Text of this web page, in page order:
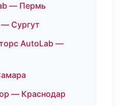
— Пермь
Сургут
AutoLab —
— Краснодар